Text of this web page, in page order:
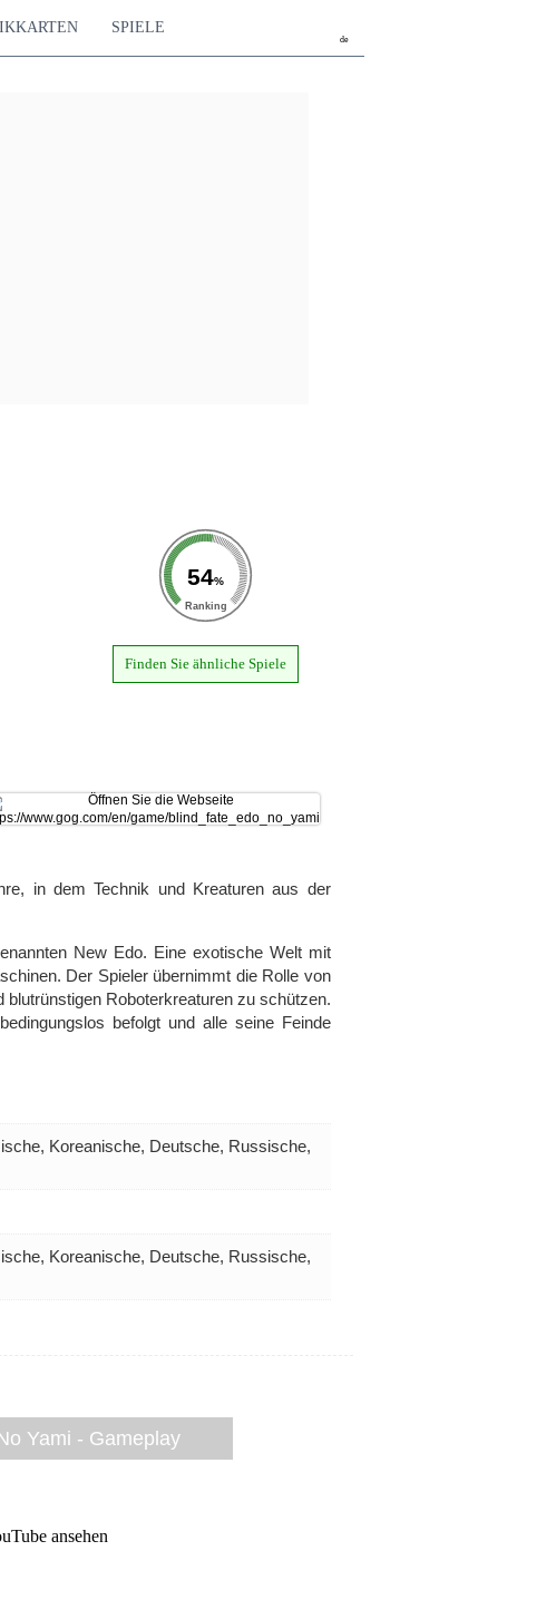
de
SPIELE
54%
Ranking
Finden Sie ähnliche Spiele
in dem Technik und Kreaturen aus der
New Edo. Eine exotische Welt mit
Der Spieler übernimmt die Rolle von
Roboterkreaturen zu schützen.
befolgt und alle seine Feinde
Koreanische, Deutsche, Russische,
Koreanische, Deutsche, Russische,
Yami - Gameplay